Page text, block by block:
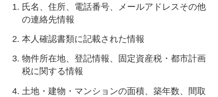
氏名、住所、電話番号、メールアドレスその他
の連絡先情報
本人確認書類に記載された情報
物件所在地、登記情報、固定資産税・都市計画
税に関する情報
土地・建物・マンションの面積、築年数、間取